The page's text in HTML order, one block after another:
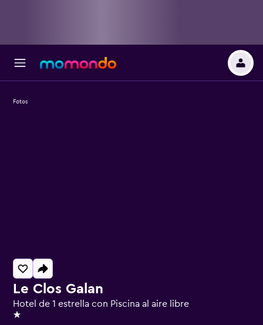
Le Clos Galan
Hotel de 1 estrella con Piscina al aire libre
1 estrella
Fotos